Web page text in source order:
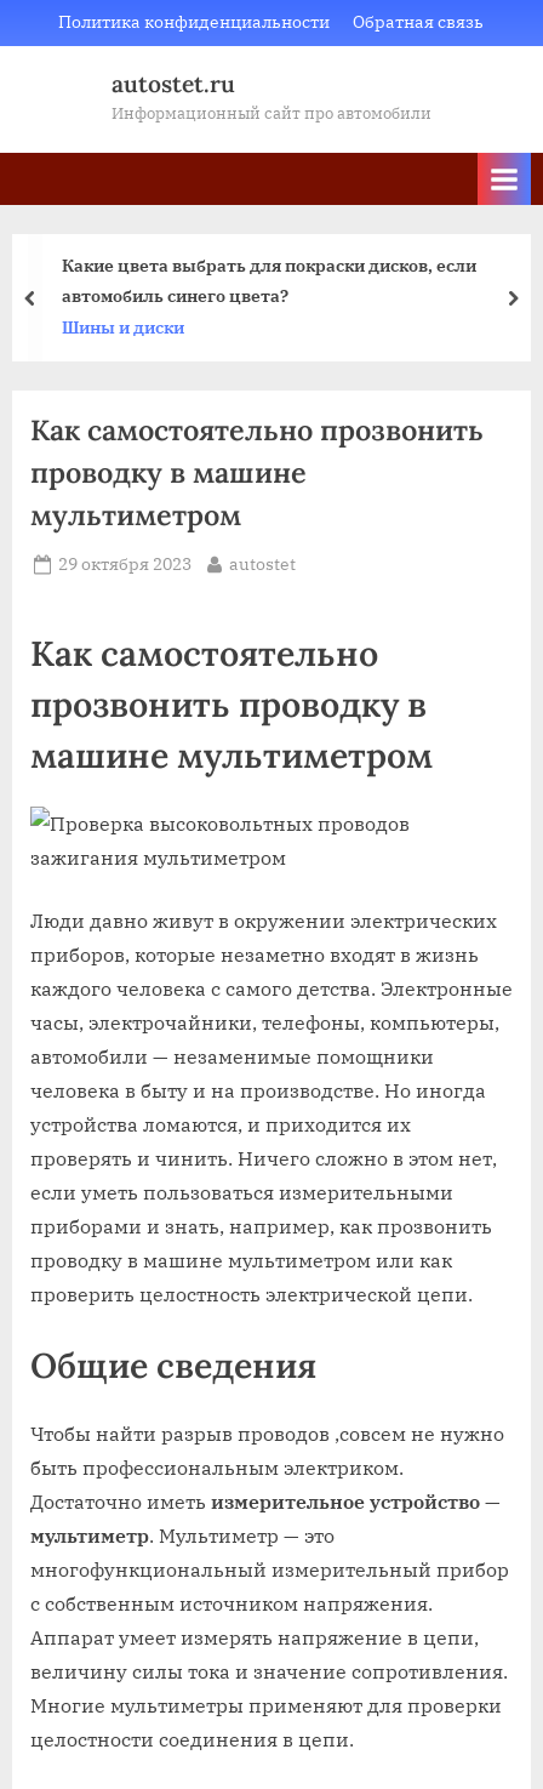
to
Политика конфиденциальности Обратная связь
autostet.ru
Информационный сайт про автомобили
Какие цвета выбрать для покраски дисков, если
автомобиль синего цвета?
Шины и диски
пред
Как самостоятельно прозвонить
проводку в машине
мультиметром
Posted
29 октября 2023 By
autostet
Как самостоятельно
прозвонить проводку в
машине мультиметром
Люди давно живут в окружении электрических
приборов, которые незаметно входят в жизнь
каждого человека с самого детства. Электронные
часы, электрочайники, телефоны, компьютеры,
автомобили — незаменимые помощники
человека в быту и на производстве. Но иногда
устройства ломаются, и приходится их
проверять и чинить. Ничего сложно в этом нет,
если уметь пользоваться измерительными
приборами и знать, например, как прозвонить
проводку в машине мультиметром или как
проверить целостность электрической цепи.
Общие сведения
Чтобы найти разрыв проводов ,совсем не нужно
быть профессиональным электриком.
Достаточно иметь измерительное устройство —
мультиметр. Мультиметр — это
многофункциональный измерительный прибор
с собственным источником напряжения.
Аппарат умеет измерять напряжение в цепи,
величину силы тока и значение сопротивления.
Многие мультиметры применяют для проверки
целостности соединения в цепи.